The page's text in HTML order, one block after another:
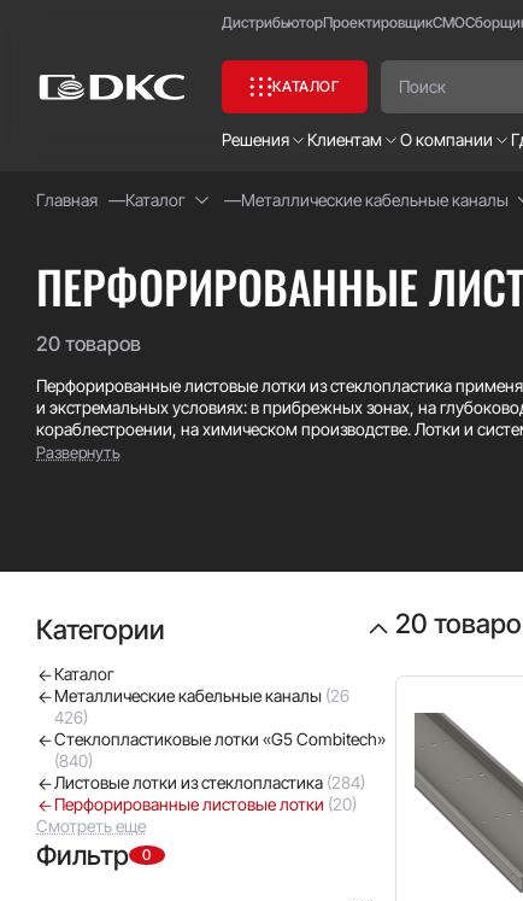
ДистрибьюторПроектировщикСМО
КАТАЛОГ
Решения Клиентам О компании
Главная Каталог Металлические кабельные каналы
ПЕРФОРИРОВАННЫЕ
20 товаров
Перфорированные листовые лотки из стеклопластика
и экстремальных условиях: в прибрежных зонах, на
кораблестроении, на химическом производстве. Лотки и
электрохимической коррозии, бактериальному разложению,
Развернуть
Категории
Каталог
Металлические кабельные каналы (26
426)
Стеклопластиковые лотки «G5 Combitech»
(840)
Листовые лотки из стеклопластика (284)
Перфорированные листовые лотки (20)
Смотреть еще
Фильтр 0
20